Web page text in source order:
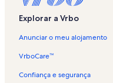
Explorar a Vrbo
Anunciar o meu alojamento
VrboCare™
Confiança e segurança